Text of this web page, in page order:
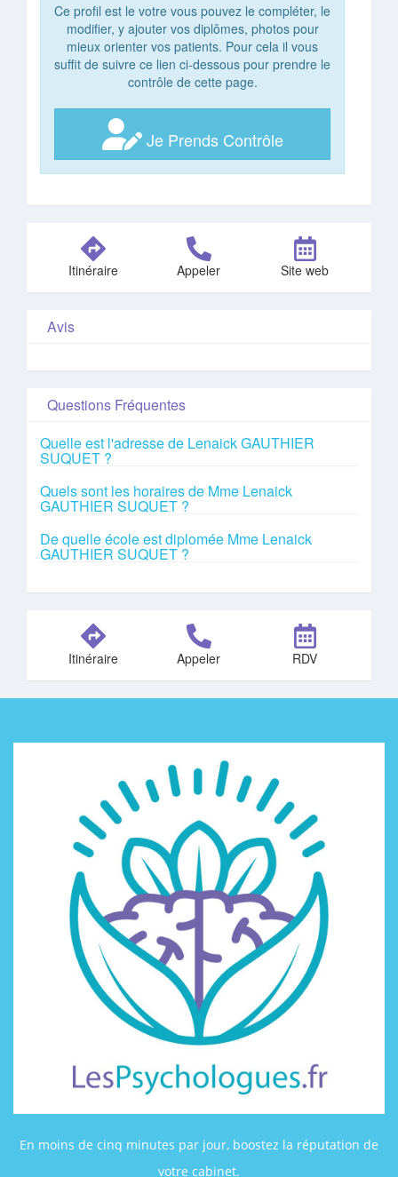
Ce profil est le votre vous pouvez le compléter, le
modifier, y ajouter vos diplômes, photos pour
mieux orienter vos patients. Pour cela il vous
suffit de suivre ce lien ci-dessous pour prendre le
contrôle de cette page.
Je Prends Contrôle
Itinéraire Appeler Site web
Avis
Questions Fréquentes
Quelle est l'adresse de Lenaick GAUTHIER
SUQUET ?
Quels sont les horaires de Mme Lenaick
GAUTHIER SUQUET ?
De quelle école est diplomée Mme Lenaick
GAUTHIER SUQUET ?
Itinéraire Appeler RDV
En moins de cinq minutes par jour, boostez la réputation de
votre cabinet.